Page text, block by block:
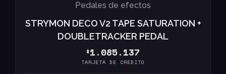
Pedales de efectos
STRYMON DECO V2 TAPE SATURATION +
DOUBLETRACKER PEDAL
$1.085.137
TARJETA DE CRÉDITO